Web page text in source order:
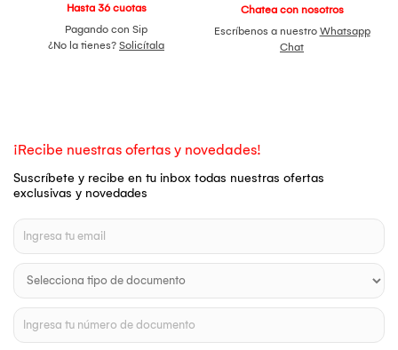
Hasta 36 cuotas
Pagando con Sip
¿No la tienes? Solicítala
Chatea con nosotros
Escríbenos a nuestro Whatsapp
Chat
¡Recibe nuestras ofertas y novedades!
Suscríbete y recibe en tu inbox todas nuestras ofertas
exclusivas y novedades